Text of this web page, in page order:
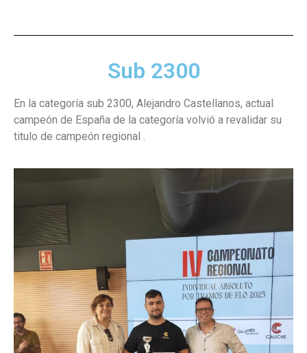
Sub 2300
En la categoría sub 2300, Alejandro Castellanos, actual
campeón de España de la categoría volvió a revalidar su
titulo de campeón regional .